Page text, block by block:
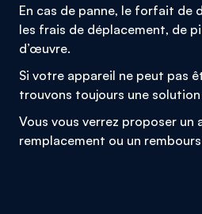
En cas de panne, le forfait de
les frais de déplacement, de
d’œuvre.
Si votre appareil ne peut pas
trouvons toujours une solution
Vous vous verrez proposer un
remplacement ou un